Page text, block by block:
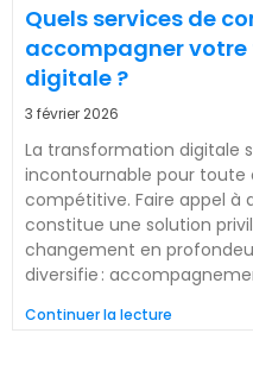
Quels services de
accompagner
digitale ?
3 février 2026
La transformation digitale
incontournable pour toute
compétitive. Faire appel à
constitue une solution
changement en
diversifie :
Continuer la lecture